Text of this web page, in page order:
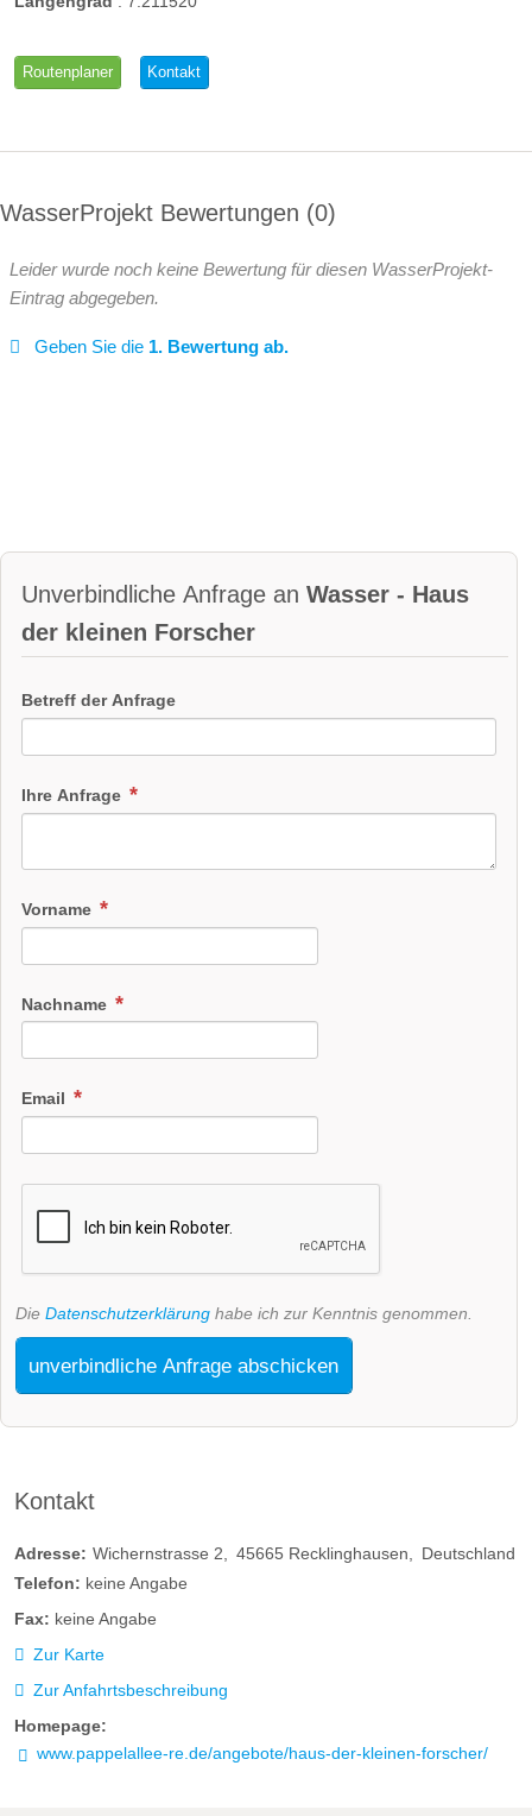
Routenplaner Kontakt
WasserProjekt Bewertungen 0
Leider wurde noch keine Bewertung für diesen WasserProjekt-
Eintrag abgegeben.
Geben Sie die 1. Bewertung ab.
Unverbindliche Anfrage an Wasser - Haus
der kleinen Forscher
Betreff der Anfrage
Ihre Anfrage
Vorname
Nachname
Email
Die Datenschutzerklärung habe ich zur Kenntnis genommen.
unverbindliche Anfrage abschicken
Kontakt
Adresse: Wichernstrasse 2 45665 Recklinghausen
Deutschland
Telefon: keine Angabe
Fax: keine Angabe
Zur Karte
Zur Anfahrtsbeschreibung
Homepage:
www.pappelallee-re.de/angebote/haus-der-kleinen-forscher/